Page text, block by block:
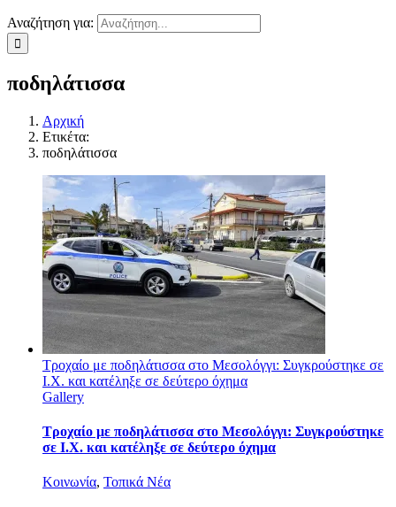
Αναζήτηση για:
ποδηλάτισσα
Αρχική
Ετικέτα:
ποδηλάτισσα
Τροχαίο με ποδηλάτισσα στο Μεσολόγγι: Συγκρούστηκε σε
Ι.Χ. και κατέληξε σε δεύτερο όχημα
Gallery
Τροχαίο με ποδηλάτισσα στο Μεσολόγγι: Συγκρούστηκε
σε Ι.Χ. και κατέληξε σε δεύτερο όχημα
Κοινωνία, Τοπικά Νέα